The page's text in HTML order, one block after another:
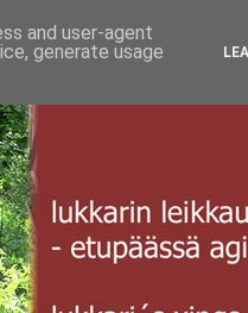
and user-agent
generate usage